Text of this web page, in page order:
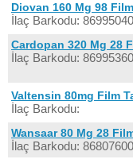
Diovan 160 Mg 98
İlaç Barkodu:
Cardopan 320 Mg 28
İlaç Barkodu:
Valtensin 80mg Film
İlaç Barkodu:
Wansaar 80 Mg 28
İlaç Barkodu: